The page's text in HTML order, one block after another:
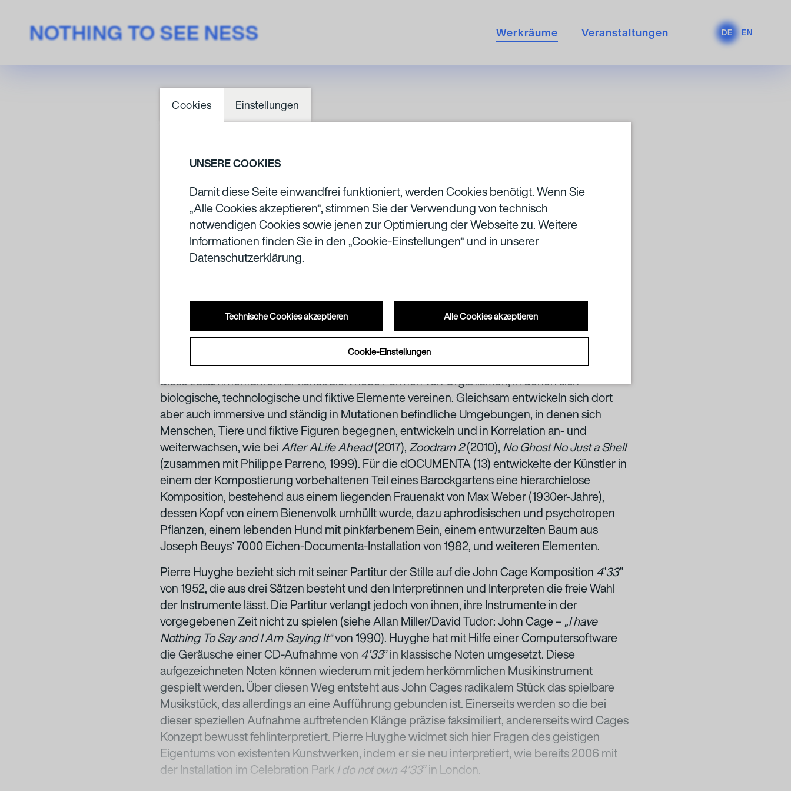
NOTHING TO SEE NESS Werkräume Veranstaltungen DE EN
PIERRE
HUYGHE
Pierre Huyghes Werke präsentieren sich meist als komplexe Systeme, die von
unterschiedlichsten Lebensformen, Objekten und vielfältigen Technologien geprägt sind und
diese zusammenführen. Er konstruiert neue Formen von Organismen, in denen sich
biologische, technologische und fiktive Elemente vereinen. Gleichsam entwickeln sich dort
aber auch immersive und ständig in Mutationen befindliche Umgebungen, in denen sich
Menschen, Tiere und fiktive Figuren begegnen, entwickeln und in Korrelation an- und
weiterwachsen, wie beiAfter ALife Ahead(2017),Zoodram 2(2010), No Ghost No Just a Shell
(zusammen mit Philippe Parreno, 1999). Für die dOCUMENTA (13) entwickelte der Künstler in
einem der Kompostierung vorbehaltenen Teil eines Barockgartens eine hierarchielose
Komposition, bestehend aus einem liegenden Frauenakt von Max Weber (1930er-Jahre),
dessen Kopf von einem Bienenvolk umhüllt wurde, dazu aphrodisischen und psychotropen
Pflanzen, einem lebenden Hund mit pinkfarbenem Bein, einem entwurzelten Baum aus
Joseph Beuysʼ 7000 Eichen-Documenta-Installation von 1982, und weiteren Elementen.
Pierre Huyghe bezieht sich mit seiner Partitur der Stille auf die John Cage Komposition 4ʼ33ˮ
von 1952, die aus drei Sätzen besteht und den Interpretinnen und Interpreten die freie Wahl
der Instrumente lässt. Die Partitur verlangt jedoch von ihnen, ihre Instrumente in der
vorgegebenen Zeit nicht zu spielen (siehe Allan Miller/David Tudor: John Cage – „I have
Nothing To Say and I Am Saying It“von 1990). Huyghe hat mit Hilfe einer Computersoftware
die Geräusche einer CD-Aufnahme von 4’33ˮin klassische Noten umgesetzt. Diese
aufgezeichneten Noten können wiederum mit jedem herkömmlichen Musikinstrument
gespielt werden. Über diesen Weg entsteht aus John Cages radikalem Stück das spielbare
Musikstück, das allerdings an eine Aufführung gebunden ist. Einerseits werden so die bei
dieser speziellen Aufnahme auftretenden Klänge präzise faksimiliert, andererseits wird Cages
Konzept bewusst fehlinterpretiert. Pierre Huyghe widmet sich hier Fragen des geistigen
Eigentums von existenten Kunstwerken, indem er sie neu interpretiert, wie bereits 2006 mit
der Installation im Celebration Park I do not own 4’33ˮin London.
Cookies Einstellungen
UNSERE COOKIES
Damit diese Seite einwandfrei funktioniert, werden Cookies benötigt. Wenn Sie
„Alle Cookies akzeptieren“, stimmen Sie der Verwendung von technisch
notwendigen Cookies sowie jenen zur Optimierung der Webseite zu. Weitere
Informationen finden Sie in den „Cookie-Einstellungen“ und in unserer
Datenschutzerklärung.
Technische Cookies akzeptieren Alle Cookies akzeptieren
Cookie-Einstellungen